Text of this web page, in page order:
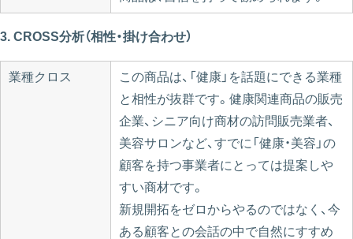
3. CROSS分析（相性・掛け合わせ）
業種クロス
この商品は、「健康」を話題にできる業種
と相性が抜群です。健康関連商品の販売
企業、シニア向け商材の訪問販売業者、
美容サロンなど、すでに「健康・美容」の
顧客を持つ事業者にとっては提案しや
すい商材です。
新規開拓をゼロからやるのではなく、今
ある顧客との会話の中で自然にすすめ